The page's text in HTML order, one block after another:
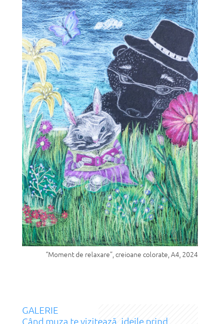
“Moment de relaxare”, creioane colorate, A4, 2024
GALERIE
Când muza te vizitează, ideile prind